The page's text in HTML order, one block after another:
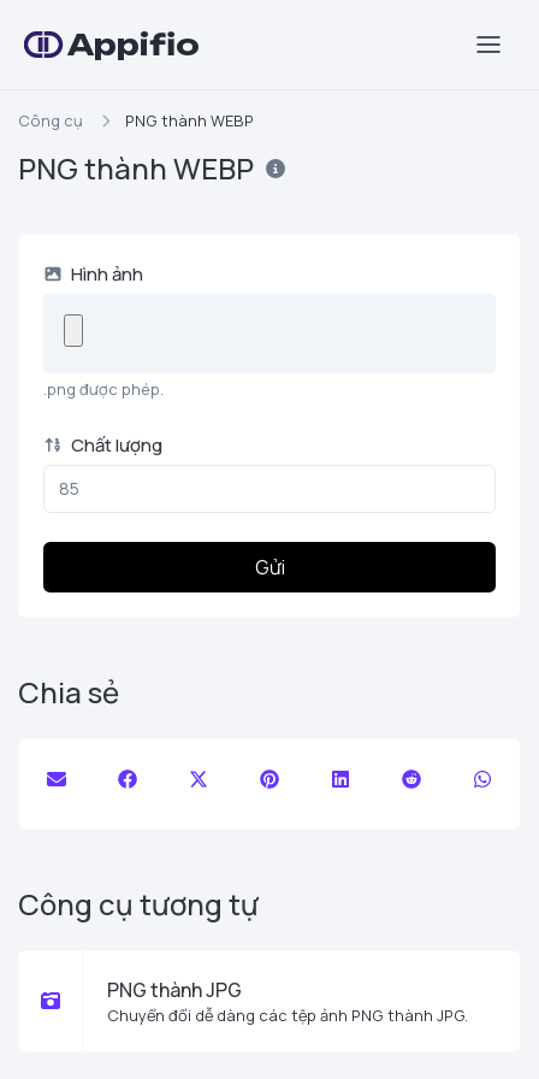
Appifio
Công cụ PNG thành WEBP
PNG thành WEBP
Hình ảnh
.png được phép.
Chất lượng
Gửi
Chia sẻ
Công cụ tương tự
PNG thành JPG
Chuyển đổi dễ dàng các tệp ảnh PNG thành JPG.